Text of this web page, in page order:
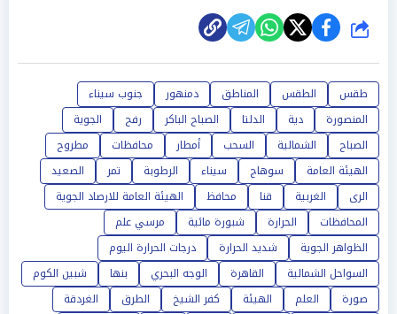
شارك
طقس الطقس المناطق دمنهور
جنوب سيناء
المنصورة
دية الدلتا الصباح الباكر رفح
الجوية
الصباح
الشمالية السحب أمطار محافظات
مطروح
الهيئة العامة
سوهاج سيناء الرطوبة تمر
الصعيد
الرى
الغربية قنا محافظ
الهيئة العامة للارصاد الجوية
المحافظات
الحرارة شبورة مائية
مرسي علم
الظواهر الجوية
شديد الحرارة
درجات الحرارة اليوم
السواحل الشمالية
القاهرة الوجه البحري بنها
شبين الكوم
صورة
العلم الهيئة كفر الشيخ الطرق
الغردقة